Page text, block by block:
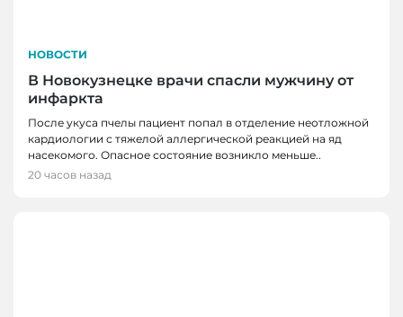
НОВОСТИ
В Новокузнецке врачи спасли мужчину от
инфаркта
После укуса пчелы пациент попал в отделение неотложной
кардиологии с тяжелой аллергической реакцией на яд
насекомого. Опасное состояние возникло меньше..
20 часов назад